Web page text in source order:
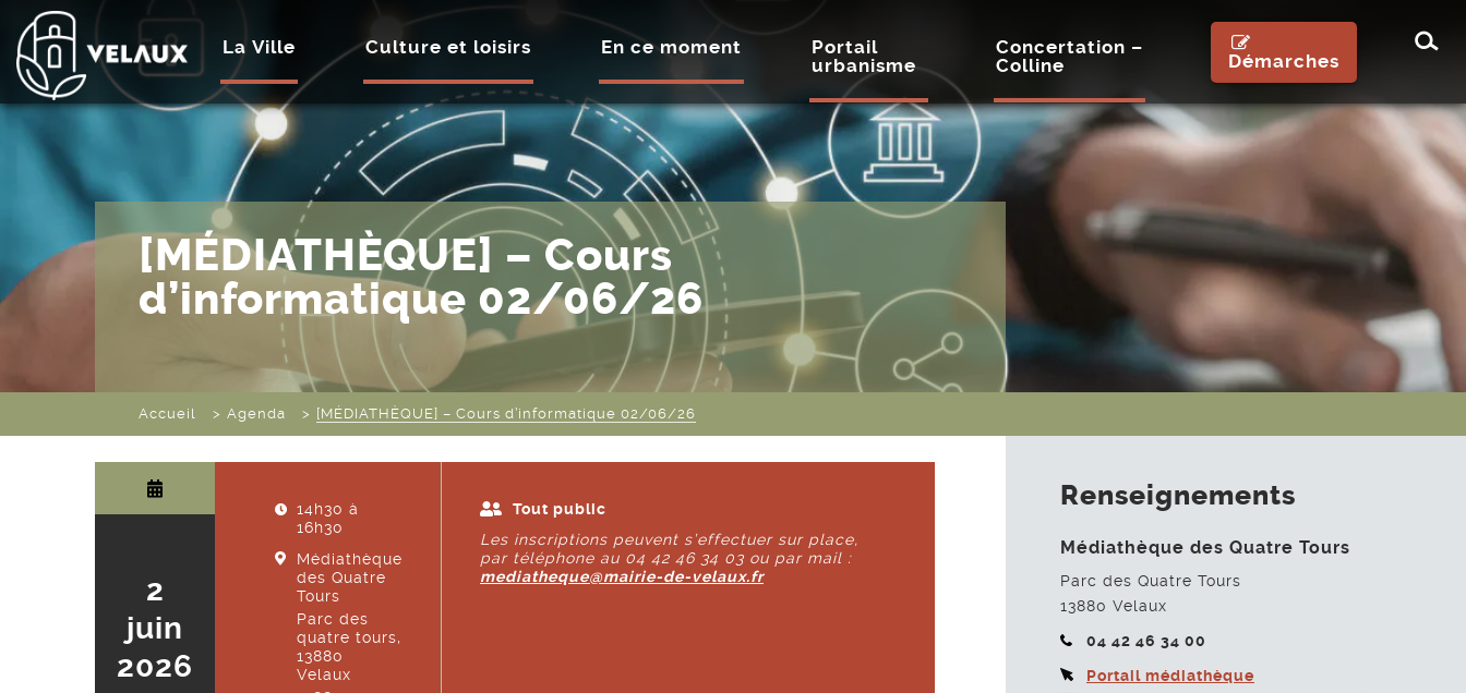
La Ville Culture et loisirs En ce moment
Portail
urbanisme
Concertation –
Colline
Démarches
[MÉDIATHÈQUE] – Cours
d’informatique 02/06/26
Accueil Agenda [MÉDIATHÈQUE] – Cours d’informatique 02/06/26
2
juin
2026
14h30 à
16h30
Médiathèque
des Quatre
Tours
Parc des
quatre tours,
13880
Velaux
Tout public
Les inscriptions peuvent s’effectuer sur place,
par téléphone au 04 42 46 34 03 ou par mail :
mediatheque@mairie-de-velaux.fr
Renseignements
Médiathèque des Quatre Tours
Parc des Quatre Tours
13880 Velaux
04 42 46 34 00
Portail médiathèque